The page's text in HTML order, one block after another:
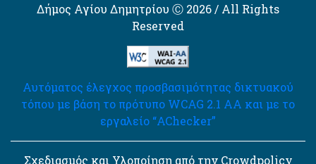
Δήμος Αγίου Δημητρίου Ⓒ 2026 / All Rights
Reserved
Αυτόματος έλεγχος προσβασιμότητας δικτυακού
τόπου με βάση το πρότυπο WCAG 2.1 AA και με το
εργαλείο “AChecker”
Σχεδιασμός και Υλοποίηση από την Crowdpolicy